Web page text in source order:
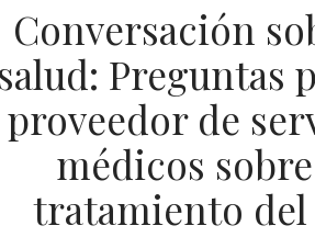
Conversación
salud: Preguntas
proveedor de
médicos
tratamiento del